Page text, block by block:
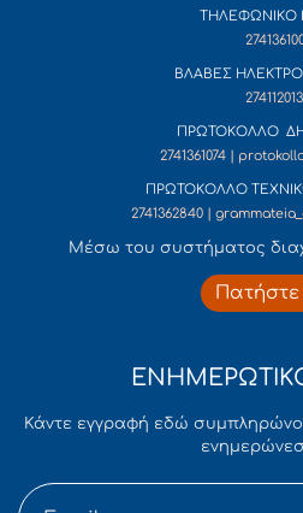
ΤΗΛΕΦΩΝΙΚΟ
ΒΛΑΒΕΣ
ΠΡΩΤΟΚΟΛΛΟ
2741361074 |
ΠΡΩΤΟΚΟΛΛΟ
2741362840 |
Mέσω του συστήματος
Κάντε εγγραφή εδώ